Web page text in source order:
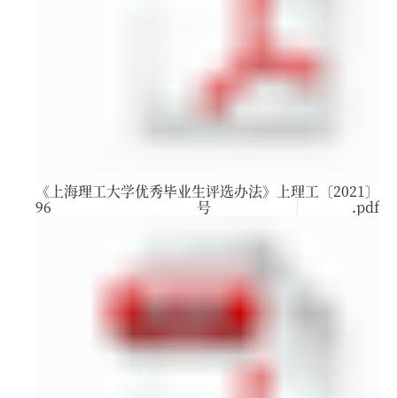
《上海理工大学优秀毕业生评选办法》上理工〔2021〕
96 号.pdf